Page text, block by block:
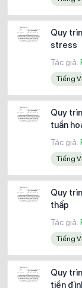
Quy
stress
Tác giả:
Tiếng
Quy
tuần
Tác giả:
Tiếng
Quy
thấp
Tác giả:
Tiếng
Quy
tiền